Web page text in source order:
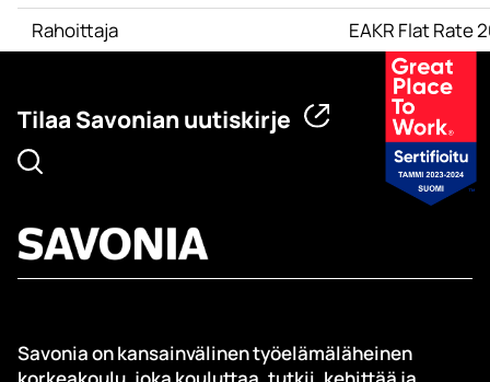
Rahoittaja
EAKR Flat Rate
Tilaa Savonian uutiskirje
Savonia on kansainvälinen työelämäläheinen